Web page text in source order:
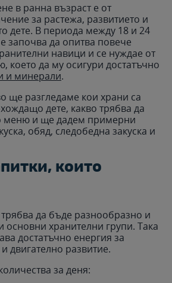
в ранна възраст е от
за растежа, развитието и
дете. В периода между 18 и 24
започва да опитва повече
навици и се нуждае от
което да му осигури достатъчно
и минерали.
ще разгледаме кои храни са
дете, какво трябва да
меню и ще дадем примерни
обяд, следобедна закуска и
които
да бъде разнообразно и
основни хранителни групи. Така
достатъчно енергия за
двигателно развитие.
за деня: